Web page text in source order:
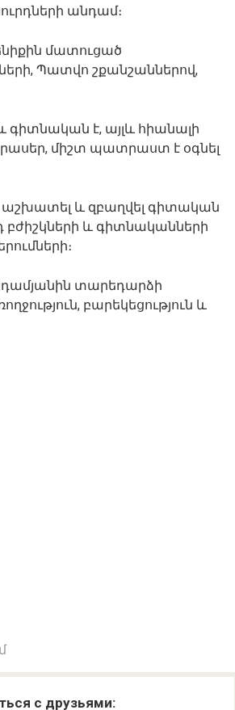
անդամ։
մատուցած
Պատվո շքանշաններով,
գիտնական է, այլև հիանալի
միշտ պատրաստ է օգնել
աշխատել և զբաղվել գիտական
բժիշկների և գիտնականների
տարեդարձի
բարեկեցություն և
с друзьями: